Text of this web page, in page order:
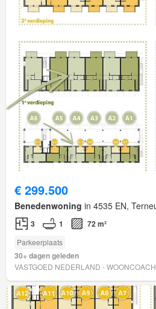
€ 299.500
Benedenwoning in 4535 EN,
3 1 72 m²
Parkeerplaats
30+ dagen geleden
VASTGOED NEDERLAND - WOONCOACH